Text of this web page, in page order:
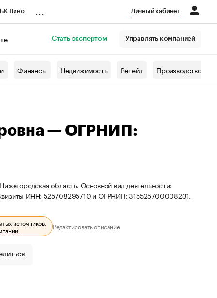
Вино Личный кабинет
Стать экспертом Управлять компанией
Финансы Недвижимость Ретейл Производство
— ОГРНИП:
область. Основной вид деятельности:
ИНН: 525708295710 и ОГРНИП: 315525700008231.
источников.
Редактировать описание